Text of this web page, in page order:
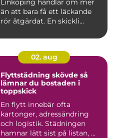
Linköping handlar om mer
än att bara få ett läckande
rör åtgärdat. En skickli...
02. aug
Flyttstädning skövde så
lämnar du bostaden i
toppskick
En flytt innebär ofta
kartonger, adressändring
och logistik. Städningen
hamnar lätt sist på listan, ...